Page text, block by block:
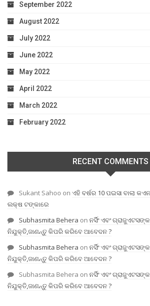
September 2022
August 2022
July 2022
June 2022
May 2022
April 2022
March 2022
February 2022
RECENT COMMENTS
Sukant Sahoo on ଏହି ବର୍ଷର 10 ପଇସା ବାଲା
ଲକ୍ଷ ଟଙ୍କାରେ
Subhasmita Behera on ନର୍ସିଂ ଏବଂ
ନିଯୁକ୍ତି,ଜାଣନ୍ତୁ କିପରି କରିବେ ଆବେଦନ ?
Subhasmita Behera on ନର୍ସିଂ ଏବଂ
ନିଯୁକ୍ତି,ଜାଣନ୍ତୁ କିପରି କରିବେ ଆବେଦନ ?
Subhasmita Behera on ନର୍ସିଂ ଏବଂ
ନିଯୁକ୍ତି,ଜାଣନ୍ତୁ କିପରି କରିବେ ଆବେଦନ ?